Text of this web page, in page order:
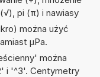
pi (π) i nawiasy
można użyć
µPa.
można
i '^3'. Centymetry